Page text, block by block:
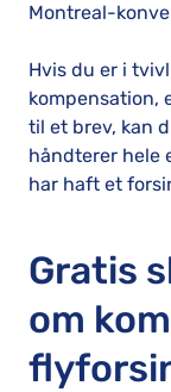
Montreal-
Hvis du er i
kompensation,
til et brev, kan
håndterer hele
har haft et
Gratis
om